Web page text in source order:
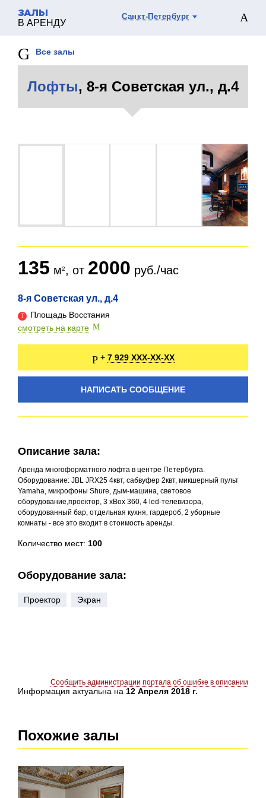
ЗАЛЫ
В АРЕНДУ
Санкт-Петербург
Все залы
Лофты, 8-я Советская ул., д.4
8-я Советская ул., д.4
Площадь Восстания
смотреть на карте
135 м , от 2000 руб./час
+ 7 929 XXX-XX-XX
НАПИСАТЬ СООБЩЕНИЕ
Описание зала:
Аренда многоформатного лофта в центре Петербурга.
Оборудование: JBL JRX25 4квт, сабвуфер 2квт, микшерный пульт
Yamaha, микрофоны Shure, дым-машина, световое
оборудование,проектор, 3 xBox 360, 4 led-телевизора,
оборудованный бар, отдельная кухня, гардероб, 2 уборные
комнаты - все это входит в стоимость аренды.
Количество мест: 100
Оборудование зала:
Проектор Экран
Сообщить администрации портала об ошибке в описании
Информация актуальна на 12 Апреля 2018 г.
Похожие залы